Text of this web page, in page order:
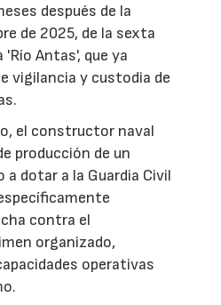
después de la
de 2025, de la sexta
'Río Antas', que ya
vigilancia y custodia de
el constructor naval
producción de un
dotar a la Guardia Civil
contra el
organizado,
operativas